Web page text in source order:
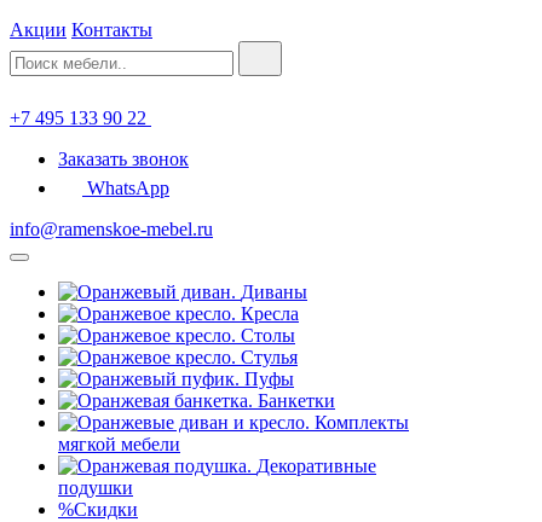
Акции Контакты
+7 495 133 90 22
Заказать звонок
WhatsApp
info@ramenskoe-mebel.ru
Диваны
Кресла
Столы
Стулья
Пуфы
Банкетки
Комплекты
мягкой мебели
Декоративные
подушки
%Скидки